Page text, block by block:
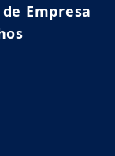
Empresa